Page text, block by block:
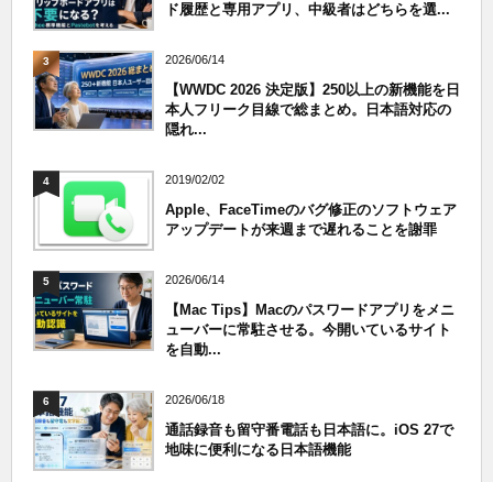
ド履歴と専用アプリ、中級者はどちらを選...
3 2026/06/14
【WWDC 2026 決定版】250以上の新機能を日
本人フリーク目線で総まとめ。日本語対応の
隠れ...
4 2019/02/02
Apple、FaceTimeのバグ修正のソフトウェア
アップデートが来週まで遅れることを謝罪
5 2026/06/14
【Mac Tips】Macのパスワードアプリをメニ
ューバーに常駐させる。今開いているサイト
を自動...
6 2026/06/18
通話録音も留守番電話も日本語に。iOS 27で
地味に便利になる日本語機能